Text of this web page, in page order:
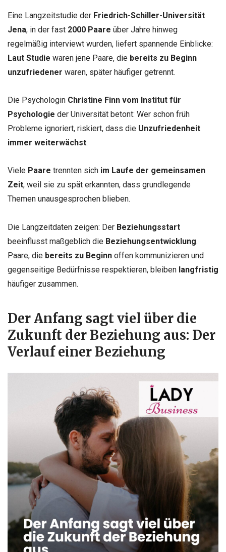
Eine Langzeitstudie der Friedrich-Schiller-Universität
Jena, in der fast 2000 Paare über Jahre hinweg
regelmäßig interviewt wurden, liefert spannende Einblicke:
Laut Studie waren jene Paare, die bereits zu Beginn
unzufriedener waren, später häufiger getrennt.
Die Psychologin Christine Finn vom Institut für
Psychologie der Universität betont: Wer schon früh
Probleme ignoriert, riskiert, dass die Unzufriedenheit
immer weiterwächst.
Viele Paare trennten sich im Laufe der gemeinsamen
Zeit, weil sie zu spät erkannten, dass grundlegende
Themen unausgesprochen blieben.
Die Langzeitdaten zeigen: Der Beziehungsstart
beeinflusst maßgeblich die Beziehungsentwicklung.
Paare, die bereits zu Beginn offen kommunizieren und
gegenseitige Bedürfnisse respektieren, bleiben langfristig
häufiger zusammen.
Der Anfang sagt viel über die
Zukunft der Beziehung aus: Der
Verlauf einer Beziehung